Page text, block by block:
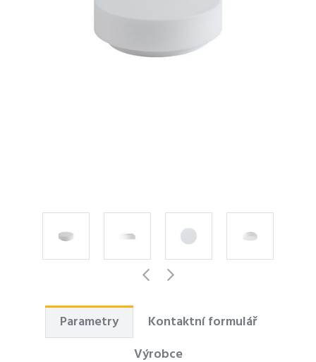
Parametry
Kontaktní formulář
Výrobce